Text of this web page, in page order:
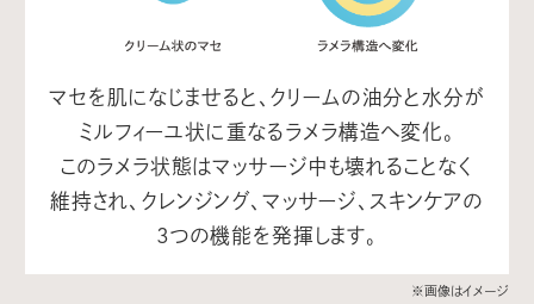
マセを肌になじませると、クリームの油分と水分が
ミルフィーユ状に重なるラメラ構造へ変化。
このラメラ状態はマッサージ中も壊れることなく
維持され、クレンジング、マッサージ、スキンケアの
3つの機能を発揮します。
※画像はイメージ